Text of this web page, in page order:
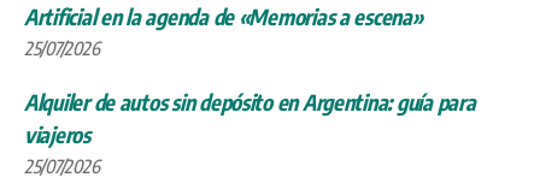
Artificial en la agenda de «Memorias a escena»
25/07/2026
Alquiler de autos sin depósito en Argentina: guía para
viajeros
25/07/2026